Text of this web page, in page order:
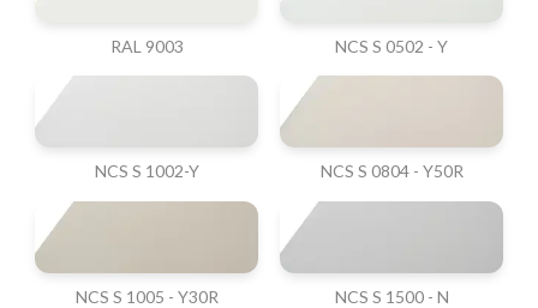
RAL 9003 NCS S 0502 - Y
NCS S 1002-Y NCS S 0804 - Y50R
NCS S 1005 - Y30R NCS S 1500 - N